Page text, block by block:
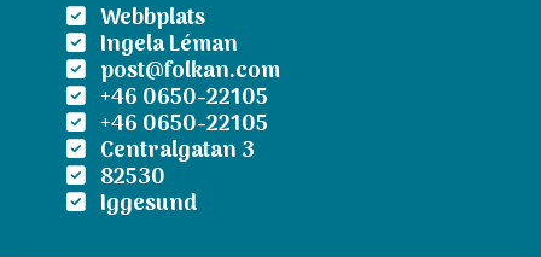
Webbplats
Ingela Léman
post@folkan.com
+46 0650-22105
+46 0650-22105
Centralgatan 3
82530
Iggesund